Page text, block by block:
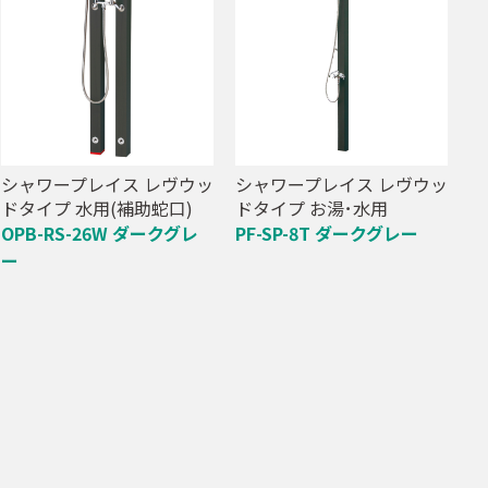
シャワープレイス レヴウッ
ドタイプ 水用(補助蛇口)
OPB-RS-26W ダークグレ
ー
シャワープレイス レヴウッ
ドタイプ お湯･水用
PF-SP-8T ダークグレー